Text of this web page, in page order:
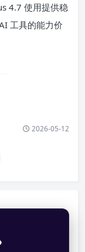
4.7 使用提供稳
工具的能力价
2026-05-12